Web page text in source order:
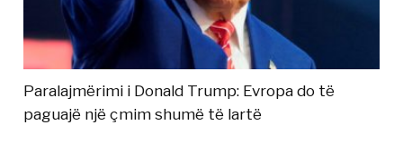
Paralajmërimi i Donald Trump: Evropa do të
paguajë një çmim shumë të lartë